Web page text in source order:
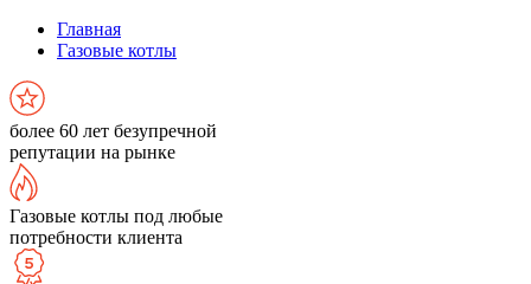
Главная
Газовые котлы
более 60 лет безупречной
репутации на рынке
Газовые котлы под любые
потребности клиента